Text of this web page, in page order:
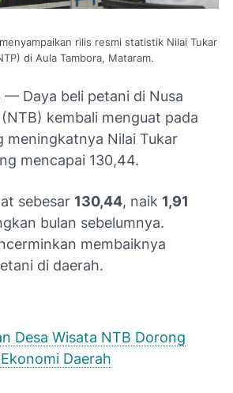
rilis resmi statistik Nilai Tukar
di Aula Tambora, Mataram.
— Daya beli petani di Nusa
kembali menguat pada
meningkatnya Nilai Tukar
mencapai 130,44.
sebesar 130,44, naik 1,91
bulan sebelumnya.
membaiknya
di daerah.
Desa Wisata NTB Dorong
Daerah